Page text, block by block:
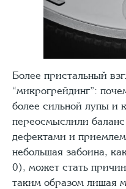
Более пристальный
“микрогрейдинг”:
более сильной лупы и
переосмыслили
дефектами и
небольшая забоина,
0), может стать
таким образом лишая